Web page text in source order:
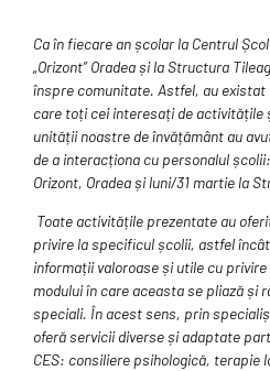
Ca în fiecare an școlar la Centrul
„Orizont” Oradea și la Structura
înspre comunitate. Astfel, au existat
care toți cei interesați de activitățile
unității noastre de învățământ au
de a interacționa cu personalul
Orizont, Oradea și luni/31 martie la
Toate activitățile prezentate au
privire la specificul școlii, astfel
informații valoroase și utile cu
modului în care aceasta se pliază și
speciali. În acest sens, prin
oferă servicii diverse și adaptate
CES: consiliere psihologică, terapie